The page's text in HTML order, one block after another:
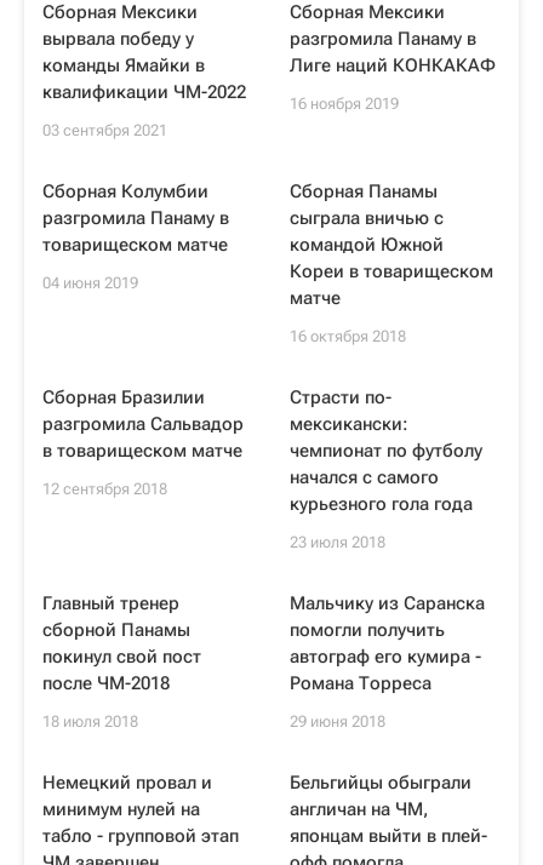
Сборная Мексики
вырвала победу у
команды Ямайки в
квалификации ЧМ-2022
03 сентября 2021
Сборная Мексики
разгромила Панаму в
Лиге наций КОНКАКАФ
16 ноября 2019
Сборная Колумбии
разгромила Панаму в
товарищеском матче
04 июня 2019
Сборная Панамы
сыграла вничью с
командой Южной
Кореи в товарищеском
матче
16 октября 2018
Сборная Бразилии
разгромила Сальвадор
в товарищеском матче
12 сентября 2018
Страсти по-
мексикански:
чемпионат по футболу
начался с самого
курьезного гола года
23 июля 2018
Главный тренер
сборной Панамы
покинул свой пост
после ЧМ-2018
18 июля 2018
Мальчику из Саранска
помогли получить
автограф его кумира -
Романа Торреса
29 июня 2018
Немецкий провал и
минимум нулей на
табло - групповой этап
Бельгийцы обыграли
англичан на ЧМ,
японцам выйти в плей-